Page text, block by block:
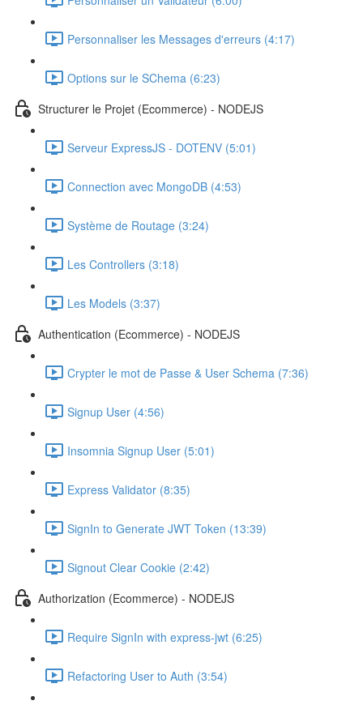
Personnaliser les Messages d'erreurs (4:17)
Options sur le SChema (6:23)
Structurer le Projet (Ecommerce) - NODEJS
Serveur ExpressJS - DOTENV (5:01)
Connection avec MongoDB (4:53)
Système de Routage (3:24)
Les Controllers (3:18)
Les Models (3:37)
Authentication (Ecommerce) - NODEJS
Crypter le mot de Passe & User Schema (7:36)
Signup User (4:56)
Insomnia Signup User (5:01)
Express Validator (8:35)
SignIn to Generate JWT Token (13:39)
Signout Clear Cookie (2:42)
Authorization (Ecommerce) - NODEJS
Require SignIn with express-jwt (6:25)
Refactoring User to Auth (3:54)